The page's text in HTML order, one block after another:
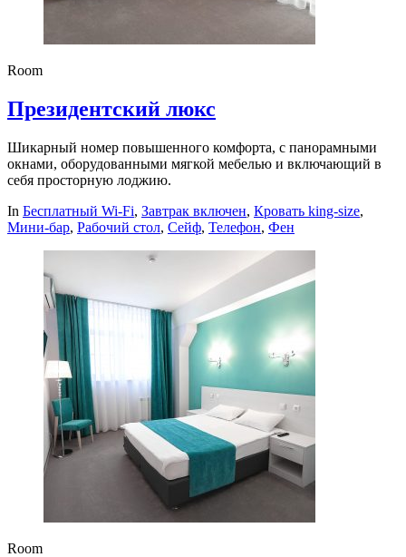
Room
Президентский люкс
Шикарный номер повышенного комфорта, с панорамными
окнами, оборудованными мягкой мебелью и включающий в
себя просторную лоджию.
In Бесплатный Wi-Fi, Завтрак включен, Кровать king-size,
Мини-бар, Рабочий стол, Сейф, Телефон, Фен
Room